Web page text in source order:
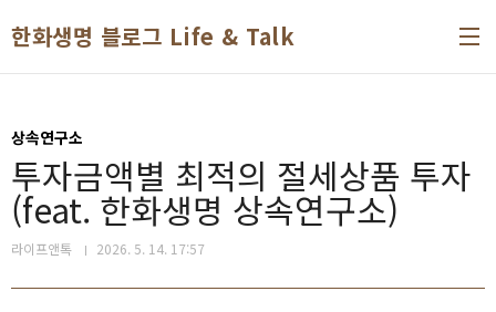
한화생명 블로그 Life & Talk
상속연구소
투자금액별 최적의 절세상품 투자
(feat. 한화생명 상속연구소)
라이프앤톡 2026. 5. 14. 17:57